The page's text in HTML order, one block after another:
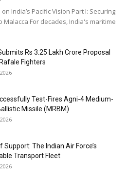
India’s Pacific Vision Part I: Securing
Malacca For decades, India's maritime
Rs 3.25 Lakh Crore Proposal
Fighters
Test-Fires Agni-4 Medium-
Missile (MRBM)
Support: The Indian Air Force’s
Transport Fleet